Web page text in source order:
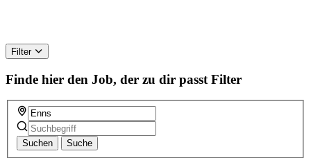
Filter
Finde hier den Job, der zu dir passt Filter
Suchen Suche